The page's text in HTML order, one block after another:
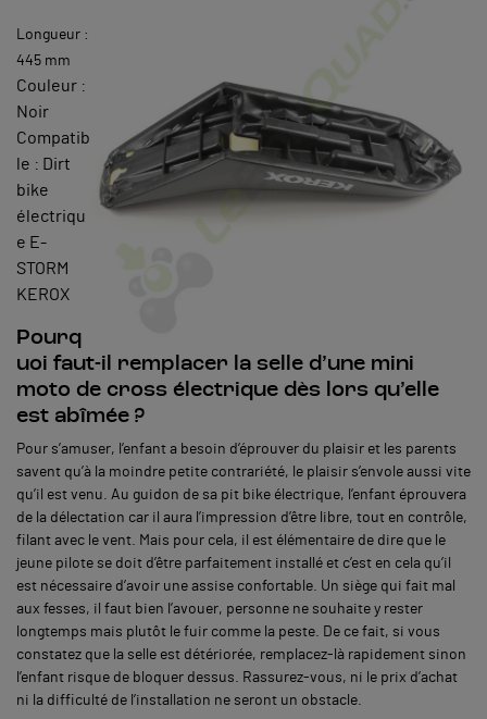
Longueur :
445 mm
Couleur :
Noir
Compatib
le : Dirt
bike
électriqu
e E-
STORM
KEROX
Pourq
uoi faut-il remplacer la selle d’une mini
moto de cross électrique dès lors qu’elle
est abîmée ?
Pour s’amuser, l’enfant a besoin d’éprouver du plaisir et les parents
savent qu’à la moindre petite contrariété, le plaisir s’envole aussi vite
qu’il est venu. Au guidon de sa pit bike électrique, l’enfant éprouvera
de la délectation car il aura l’impression d’être libre, tout en contrôle,
filant avec le vent. Mais pour cela, il est élémentaire de dire que le
jeune pilote se doit d’être parfaitement installé et c’est en cela qu’il
est nécessaire d’avoir une assise confortable. Un siège qui fait mal
aux fesses, il faut bien l’avouer, personne ne souhaite y rester
longtemps mais plutôt le fuir comme la peste. De ce fait, si vous
constatez que la selle est détériorée, remplacez-là rapidement sinon
l’enfant risque de bloquer dessus. Rassurez-vous, ni le prix d’achat
ni la difficulté de l’installation ne seront un obstacle.